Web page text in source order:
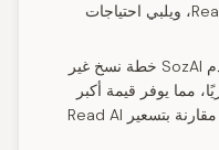
اللغات الـ 16-20+ التي أبلغ عنها Read AI، ويلبي احتياجات
يقدم SozAI خطة نسخ غير
فقط شهريًا، مما يوفر قيمة أكبر
بكثير للمستخدمين ذوي الحجم الكبير مقارنة بتسعير Read AI